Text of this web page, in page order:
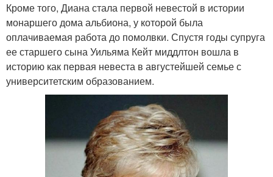
Кроме того, Диана стала первой невестой в истории
монаршего дома альбиона, у которой была
оплачиваемая работа до помолвки. Спустя годы супруга
ее старшего сына Уильяма Кейт миддлтон вошла в
историю как первая невеста в августейшей семье с
университетским образованием.